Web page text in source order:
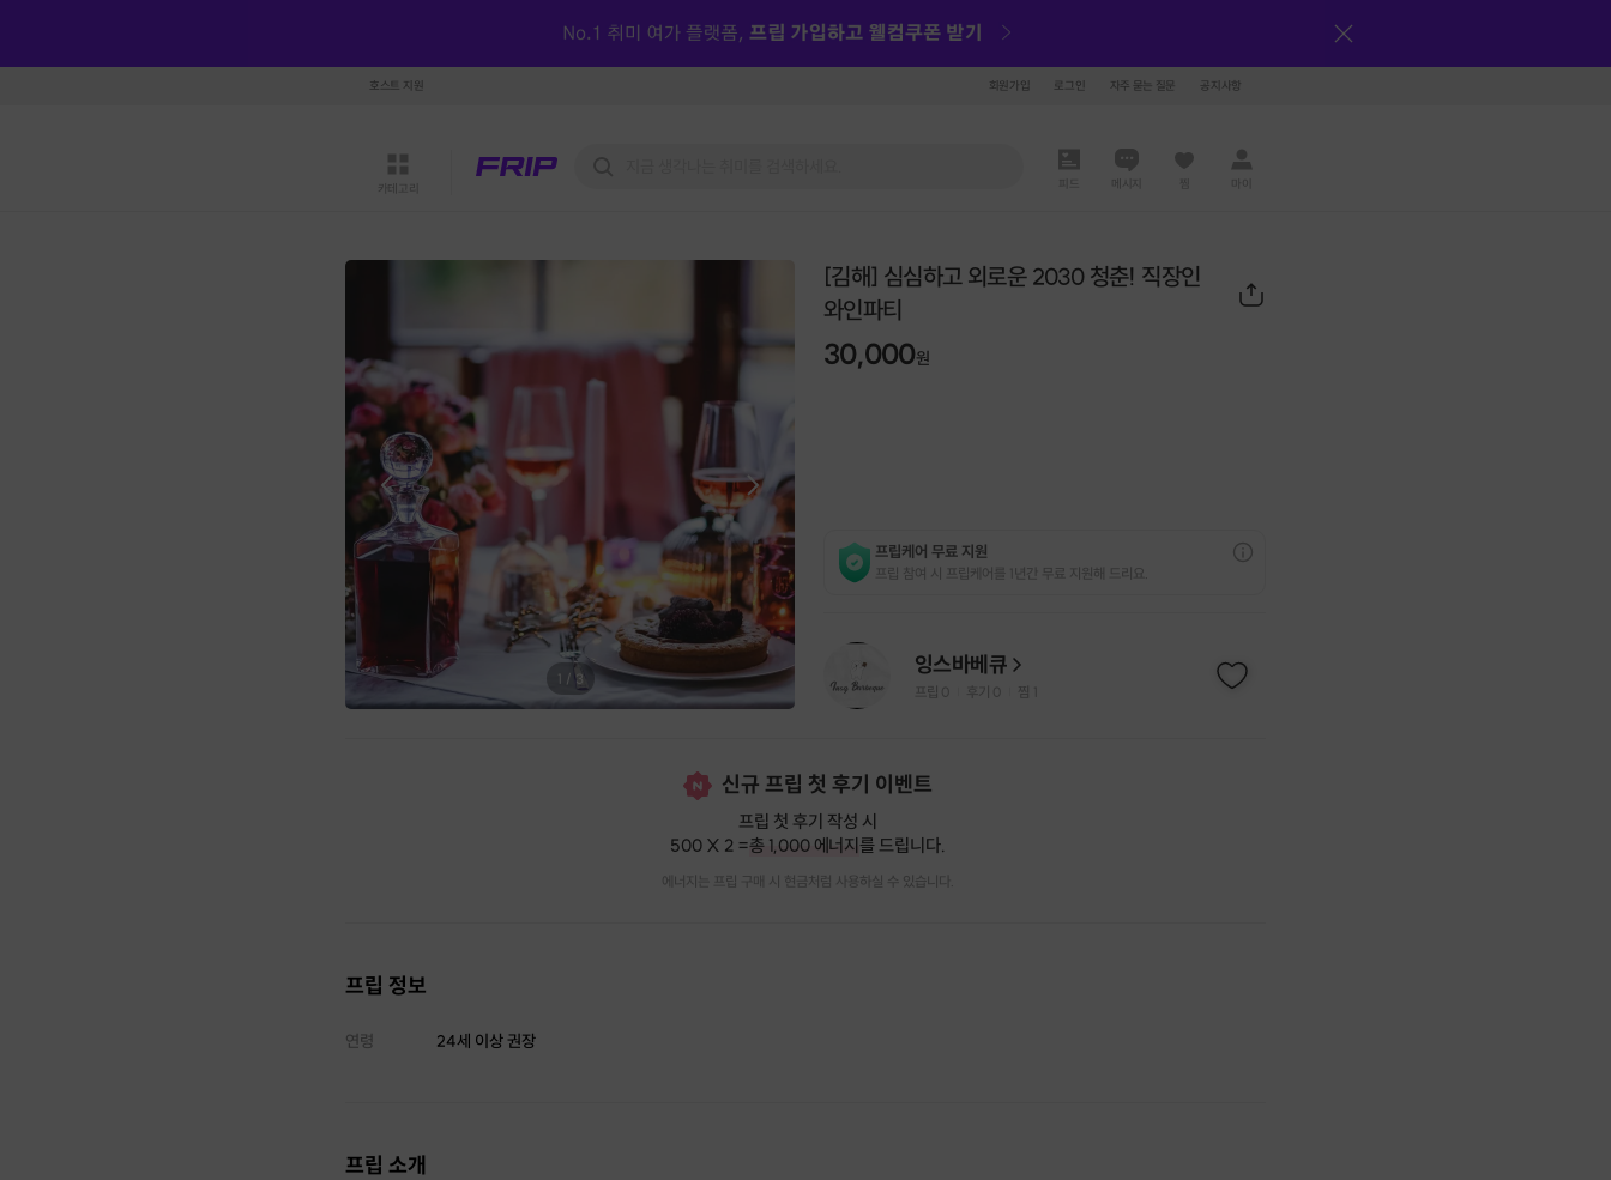
호스트 지원 회원가입 로그인 자주 묻는 질문 공지사항
카테고리 메시지 찜 마이
1 / 3
[김해] 심심하고 외로운 2030 청춘! 직장인
와인파티
30,000원
프립케어 무료 지원
프립 참여 시 프립케어를 1년간 무료 지원해 드리요.
잉스바베큐
프립 0 후기 0 찜
신규 프립 첫 후기 이벤트
프립 첫 후기 작성 시
500 X 2 =총 1,000 에너지를 드립니다.
에너지는 프립 구매 시 현금처럼 사용하실 수 있습니다.
프립 정보
연령 24세 이상 권장
프립 소개